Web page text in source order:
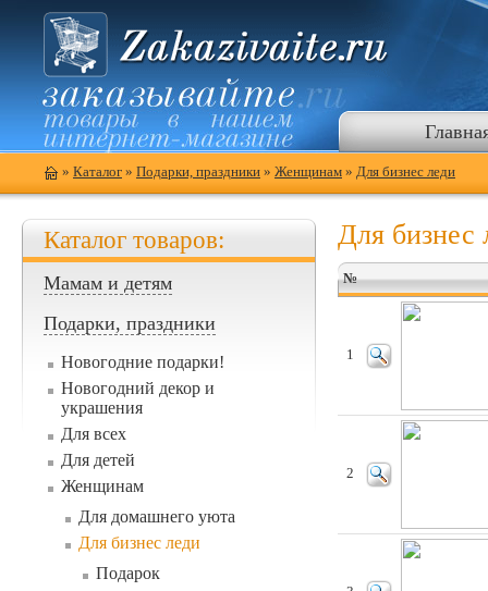
» Каталог » Подарки, праздники » Женщинам » Для бизнес леди
Каталог товаров:
Мамам и детям
Подарки, праздники
Новогодние подарки!
Новогодний декор и
украшения
Для всех
Для детей
Женщинам
Для домашнего уюта
Для бизнес леди
Подарок
Для бизнес
№
1
2